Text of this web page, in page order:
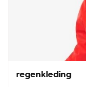
regenkleding